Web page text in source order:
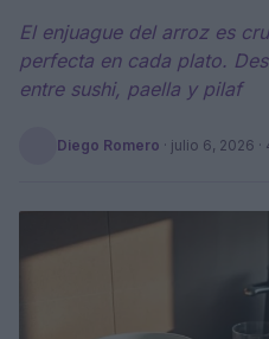
El enjuague del arroz es
perfecta en cada plato.
entre sushi, paella y pilaf
Diego Romero · julio 6, 2026